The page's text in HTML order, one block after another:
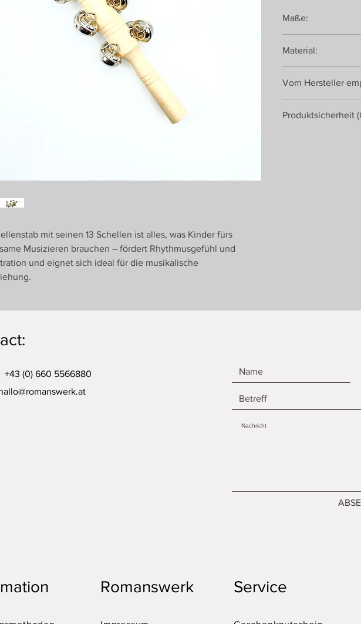
mit seinen 13 Schellen ist alles, was Kinder fürs
Musizieren brauchen – fördert Rhythmusgefühl und
und eignet sich ideal für die musikalische
Maße:
Material:
Vom Hersteller
Produktsicherheit
+43 (0) 660 5566880
Romanswerk Service